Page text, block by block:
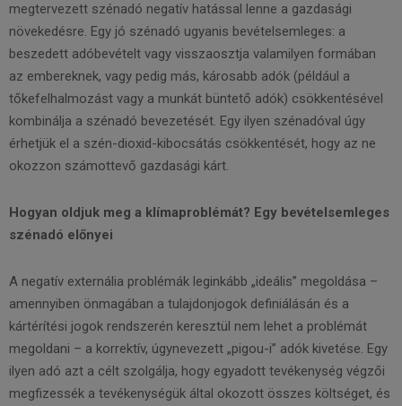
megtervezett szénadó negatív hatással lenne a gazdasági
növekedésre. Egy jó szénadó ugyanis bevételsemleges: a
beszedett adóbevételt vagy visszaosztja valamilyen formában
az embereknek, vagy pedig más, károsabb adók (például a
tőkefelhalmozást vagy a munkát büntető adók) csökkentésével
kombinálja a szénadó bevezetését. Egy ilyen szénadóval úgy
érhetjük el a szén-dioxid-kibocsátás csökkentését, hogy az ne
okozzon számottevő gazdasági kárt.
Hogyan oldjuk meg a klímaproblémát? Egy bevételsemleges
szénadó előnyei
A negatív externália problémák leginkább „ideális” megoldása –
amennyiben önmagában a tulajdonjogok definiálásán és a
kártérítési jogok rendszerén keresztül nem lehet a problémát
megoldani – a korrektív, úgynevezett „pigou-i” adók kivetése. Egy
ilyen adó azt a célt szolgálja, hogy egyadott tevékenység végzői
megfizessék a tevékenységük által okozott összes költséget, és